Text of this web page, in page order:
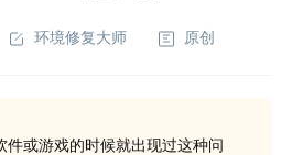
环境修复大师 原创
件或游戏的时候就出现过这种问